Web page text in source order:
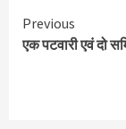
Continue
Reading
Previous
एक पटवारी एवं दो